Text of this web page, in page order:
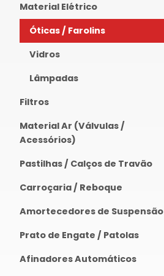
Material Elétrico
Óticas / Farolins
Vidros
Lâmpadas
Filtros
Material Ar (Válvulas /
Acessórios)
Pastilhas / Calços de Travão
Carroçaria / Reboque
Amortecedores de Suspensão
Prato de Engate / Patolas
Afinadores Automáticos